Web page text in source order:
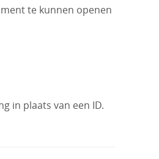
te kunnen openen
in plaats van een ID.